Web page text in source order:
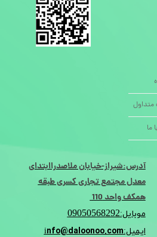
متداول
ما
آدرس:شیراز-خیابان ملاصدراابتدای
معدل مجتمع تجاری کسری طبقه
همکف واحد 110
موبایل:09050568292
ایمیل:info@daloonoo.com